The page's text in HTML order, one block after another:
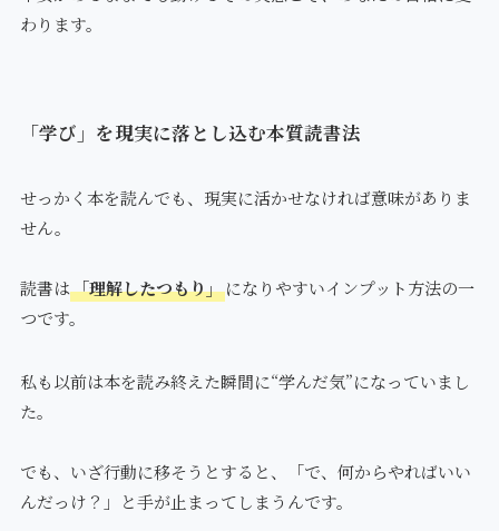
わります。
「学び」を現実に落とし込む本質読書法
せっかく本を読んでも、現実に活かせなければ意味がありま
せん。
読書は「理解したつもり」になりやすいインプット方法の一
つです。
私も以前は本を読み終えた瞬間に“学んだ気”になっていまし
た。
でも、いざ行動に移そうとすると、「で、何からやればいい
んだっけ？」と手が止まってしまうんです。